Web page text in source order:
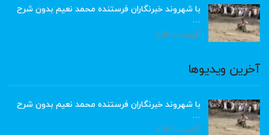
با شهروند خبرنگاران فرستنده محمد نعیم بدون شرح
…
آگوست 8, 2026
آخرین ویدیوها
با شهروند خبرنگاران فرستنده محمد نعیم بدون شرح
…
آگوست 8, 2026